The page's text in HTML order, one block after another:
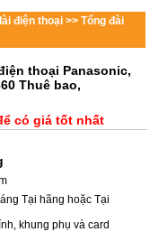
điện thoại >> Tổng đài
thoại Panasonic,
Thuê bao,
có giá tốt nhất
Tại hãng hoặc Tại
khung phụ và card